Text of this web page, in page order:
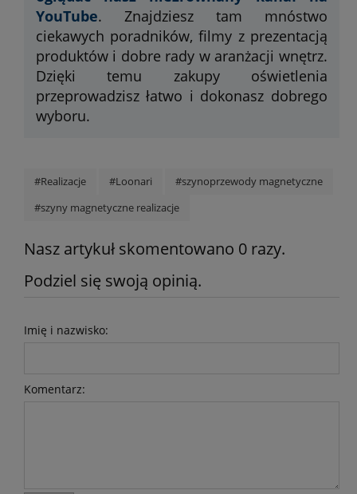
YouTube. Znajdziesz tam mnóstwo
ciekawych poradników, filmy z prezentacją
produktów i dobre rady w aranżacji wnętrz.
Dzięki temu zakupy oświetlenia
przeprowadzisz łatwo i dokonasz dobrego
wyboru.
#Realizacje #Loonari
#szynoprzewody magnetyczne
#szyny magnetyczne realizacje
Nasz artykuł skomentowano 0 razy.
Podziel się swoją opinią.
Imię i nazwisko:
Komentarz: